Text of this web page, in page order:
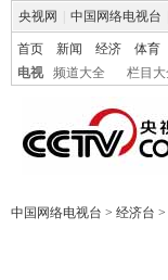
央视网 中国网络电视台
首页 新闻 经济 体育
电视
频道大全 栏目大
中国网络电视台 > 经济台 >